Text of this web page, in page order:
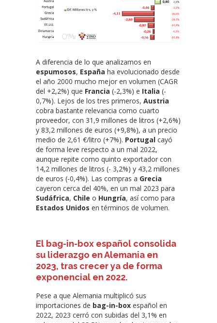
A diferencia de lo que analizamos en
espumosos, España ha evolucionado desde
el año 2000 mucho mejor en volumen (CAGR
del +2,2%) que Francia (-2,3%) e Italia (-
0,7%). Lejos de los tres primeros, Austria
cobra bastante relevancia como cuarto
proveedor, con 31,9 millones de litros (+2,6%)
y 83,2 millones de euros (+9,8%), a un precio
medio de 2,61 €/litro (+7%). Portugal cayó
de forma leve respecto a un mal 2022,
aunque repite como quinto exportador con
14,2 millones de litros (- 3,2%) y 43,2 millones
de euros (-0,4%). Las compras a Grecia
cayeron cerca del 40%, en un mal 2023 para
Sudáfrica, Chile o Hungría, así como para
Estados Unidos en términos de volumen.
El bag-in-box español consolida
su liderazgo en Alemania en
2023, tras crecer ya de forma
exponencial en 2022.
Pese a que Alemania multiplicó sus
importaciones de bag-in-box español en
2022, 2023 cerró con subidas del 3,1% en